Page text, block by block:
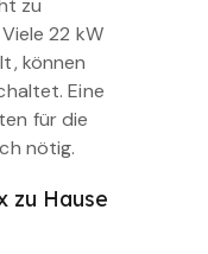
zu
22 kW
können
Eine
für die
nötig.
zu Hause